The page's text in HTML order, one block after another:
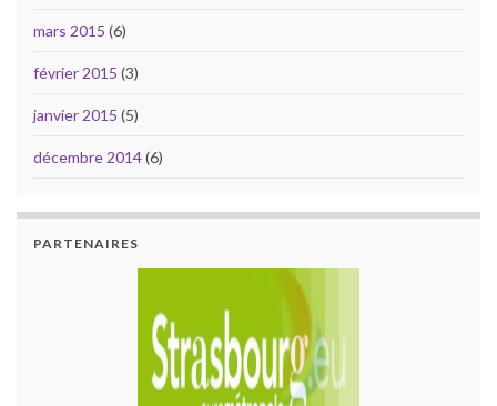
mars 2015 (6)
février 2015 (3)
janvier 2015 (5)
décembre 2014(6)
PARTENAIRES